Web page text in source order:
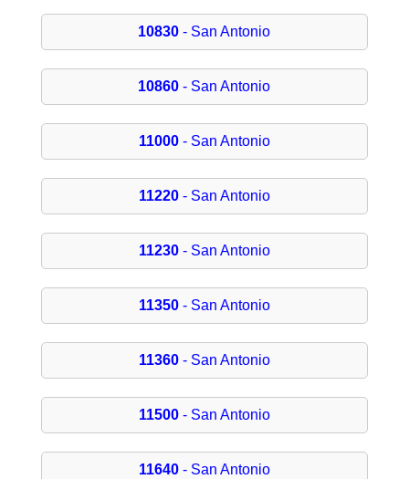
10830 - San Antonio
10860 - San Antonio
11000- San Antonio
11220- San Antonio
11230- San Antonio
11350- San Antonio
11360- San Antonio
11500- San Antonio
11640- San Antonio